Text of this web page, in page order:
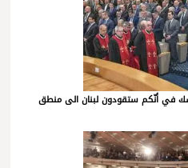
في أنّكم ستقودون لبنان الى منطق